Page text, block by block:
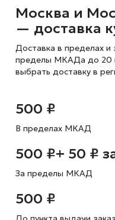
Москва и
— доставка
Доставка в пределах
пределы МКАДа до 20
выбрать доставку в
500 ₽
В пределах МКАД
500 ₽+ 50 ₽
За пределы МКАД
500 ₽